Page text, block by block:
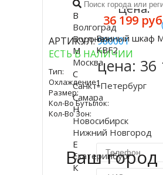
АРТИКУЛ:980001
ЕСТЬ В НАЛИЧИИ
Тип:
Охлаждение:
Размер:
Кол-Во Бутылок:
Кол-Во Зон:
Цена:
36 199
Купить
Винный шкаф
KBF2
цена: 36
Ваш город
В
Волгоград
Воронеж
М
Москва
С
Санкт-Петербург
Самара
Н
Новосибирск
Нижний Новгород
Е
Екатеринбург
К